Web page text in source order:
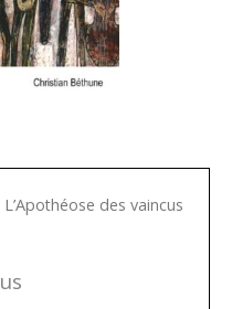
des vaincus